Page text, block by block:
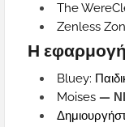
The
Zenless
Η
Bluey:
Moises —